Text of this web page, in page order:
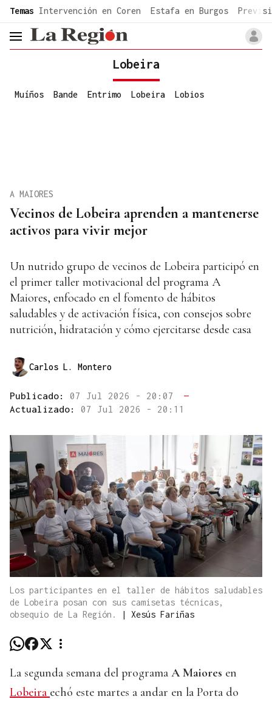
common.go-to-content
Temas Intervención en Coren Estafa en Burgos
header.menu.open
Lobeira
Muíños Bande Entrimo Lobeira Lobios
Vecinos de Lobeira aprenden a mantenerse
activos para vivir mejor
A MAIORES
Un nutrido grupo de vecinos de Lobeira participó en
el primer taller motivacional del programa A
Maiores, enfocado en el fomento de hábitos
saludables y de activación física, con consejos sobre
nutrición, hidratación y cómo ejercitarse desde casa
Carlos L. Montero
Publicado: 07 Jul 2026 - 20:07
—
Actualizado: 07 Jul 2026 - 20:11
Los participantes en el taller de hábitos saludables
de Lobeira posan con sus camisetas técnicas,
obsequio de La Región.
| Xesús Fariñas
La segunda semana del programa A Maiores en
Lobeira echó este martes a andar en la Porta do